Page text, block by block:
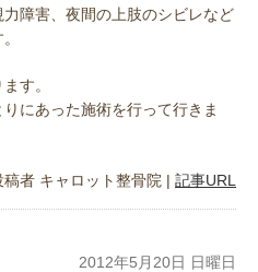
障害、夜間の上肢のシビレなど
す。
にあった施術を行って行きま
稿者 キャロット整骨院 | 記事URL
2012年5月20日 日曜日